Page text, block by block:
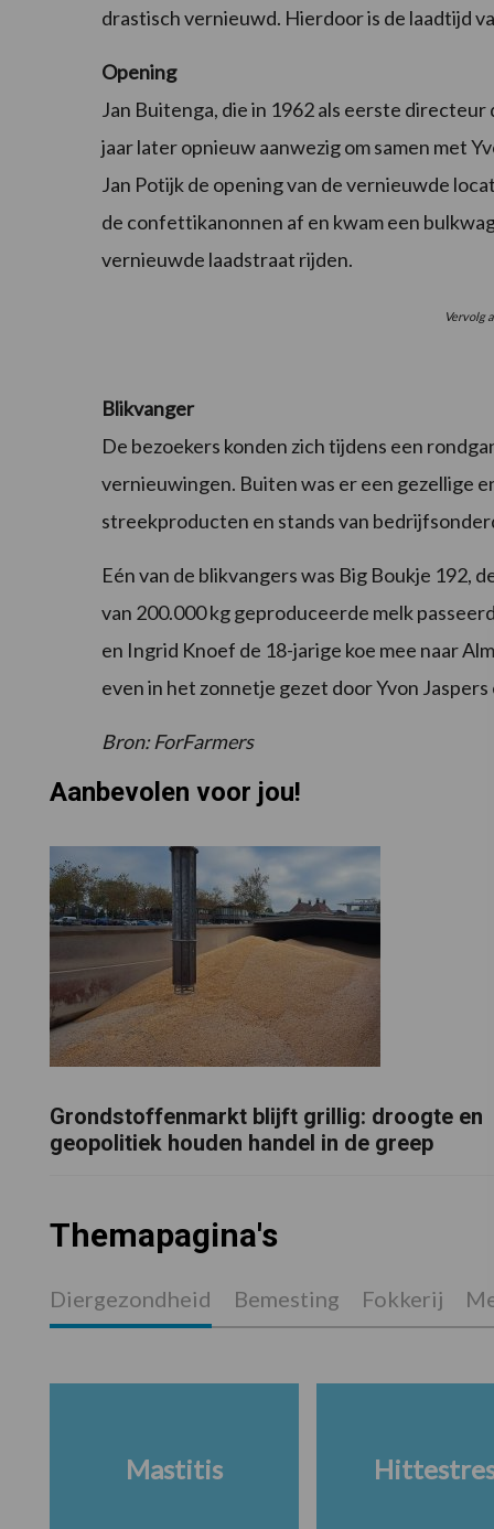
drastisch vernieuwd. Hierdoor is de laadtijd
Opening
Jan Buitenga, die in 1962 als eerste
jaar later opnieuw aanwezig om samen met
Jan Potijk de opening van de vernieuwde
de confettikanonnen af en kwam een
vernieuwde laadstraat rijden.
Vervolg
Blikvanger
De bezoekers konden zich tijdens een
vernieuwingen. Buiten was er een gezellige
streekproducten en stands van
Eén van de blikvangers was Big Boukje 192,
van 200.000 kg geproduceerde melk
en Ingrid Knoef de 18-jarige koe mee naar
even in het zonnetje gezet door Yvon Jaspers
Bron: ForFarmers
Aanbevolen voor jou!
Grondstoffenmarkt blijft grillig: droogte en
geopolitiek houden handel in de greep
Themapagina's
Diergezondheid Bemesting Fokkerij
Mastitis